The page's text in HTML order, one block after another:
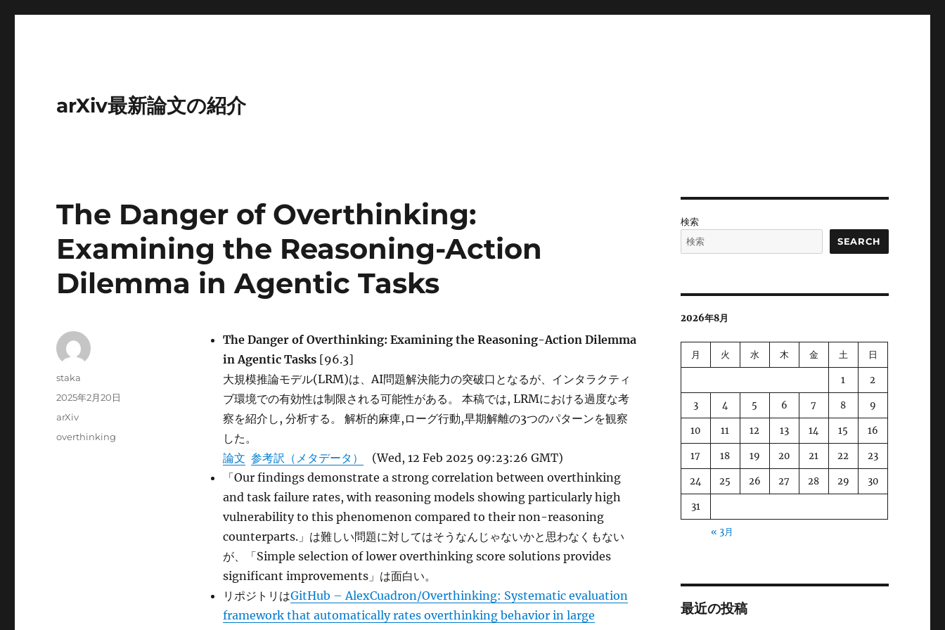
arXiv最新論文の紹介
The Danger of Overthinking:
Examining the Reasoning-Action
Dilemma in Agentic Tasks
The Danger of Overthinking: Examining the Reasoning-Action Dilemma
in Agentic Tasks [96.3]
大規模推論モデル(LRM)は、AI問題解決能力の突破口となるが、インタラクティ
ブ環境での有効性は制限される可能性がある。 本稿では, LRMにおける過度な考
察を紹介し, 分析する。 解析的麻痺,ローグ行動,早期解離の3つのパターンを観察
した。
論文 参考訳（メタデータ）
(Wed, 12 Feb 2025 09:23:26 GMT)
「Our findings demonstrate a strong correlation between overthinking
and task failure rates, with reasoning models showing particularly high
vulnerability to this phenomenon compared to their non-reasoning
counterparts.」は難しい問題に対してはそうなんじゃないかと思わなくもない
が、「Simple selection of lower overthinking score solutions provides
significant improvements」は面白い。
リポジトリはGitHub – AlexCuadron/Overthinking: Systematic evaluation
framework that automatically rates overthinking behavior in large
投
staka
投
2025年2月20日
カ
arXiv
タ
overthinking
検索
SEARCH
2026年8月
月 火 水 木 金 土 日
1 2
3 4 5 6 7 8 9
10 11 12 13 14 15 16
17 18 19 20 21 22 23
24 25 26 27 28 29 30
31
« 3月
最近の投稿